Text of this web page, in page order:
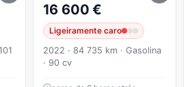
16 600 €
Ligeiramente caro
2022 · 84 735 km · Gasolina
· 90 cv